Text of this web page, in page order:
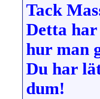
Tack
Detta
hur man
Du har
dum!